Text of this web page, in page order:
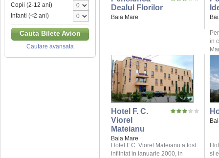
Copii (2-12 ani)
Infanti (<2 ani)
Cauta Bilete Avion
Cautare avansata
Dealul Florilor
Baia Mare
in
Hotel F. C.
Viorel
Mateianu
Baia Mare
Hotel F.C. Viorel Mateianu a fost
infiintat in ianuarie 2000, in
si